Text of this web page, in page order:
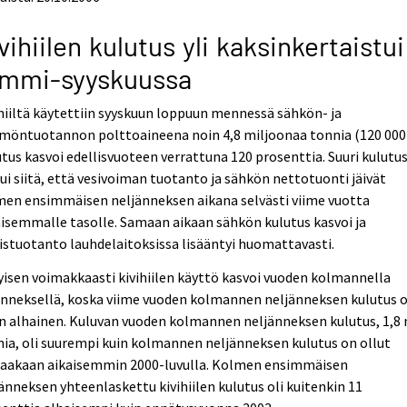
kulutus yli kaksinkertaistui
syyskuussa
käytettiin syyskuun loppuun mennessä sähkön- ja
polttoaineena noin 4,8 miljoonaa tonnia (120 000
kasvoi edellisvuoteen verrattuna 120 prosenttia. Suuri kulutus
siitä, että vesivoiman tuotanto ja sähkön nettotuonti jäivät
ensimmäisen neljänneksen aikana selvästi viime vuotta
tasolle. Samaan aikaan sähkön kulutus kasvoi ja
lauhdelaitoksissa lisääntyi huomattavasti.
voimakkaasti kivihiilen käyttö kasvoi vuoden kolmannella
koska viime vuoden kolmannen neljänneksen kulutus
alhainen. Kuluvan vuoden kolmannen neljänneksen kulutus, 1,8
oli suurempi kuin kolmannen neljänneksen kulutus on ollut
aikaisemmin 2000-luvulla. Kolmen ensimmäisen
yhteenlaskettu kivihiilen kulutus oli kuitenkin 11